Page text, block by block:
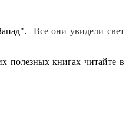
Все они увидели свет
полезных книгах читайте в